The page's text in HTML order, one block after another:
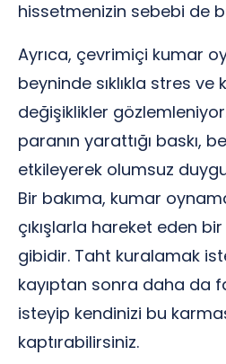
hissetmenizin sebebi de
Ayrıca, çevrimiçi kumar
beyninde sıklıkla stres ve
değişiklikler
paranın yarattığı baskı,
etkileyerek olumsuz
Bir bakıma, kumar
çıkışlarla hareket eden
gibidir. Taht kuralamak
kayıptan sonra daha da
isteyip kendinizi bu
kaptırabilirsiniz.